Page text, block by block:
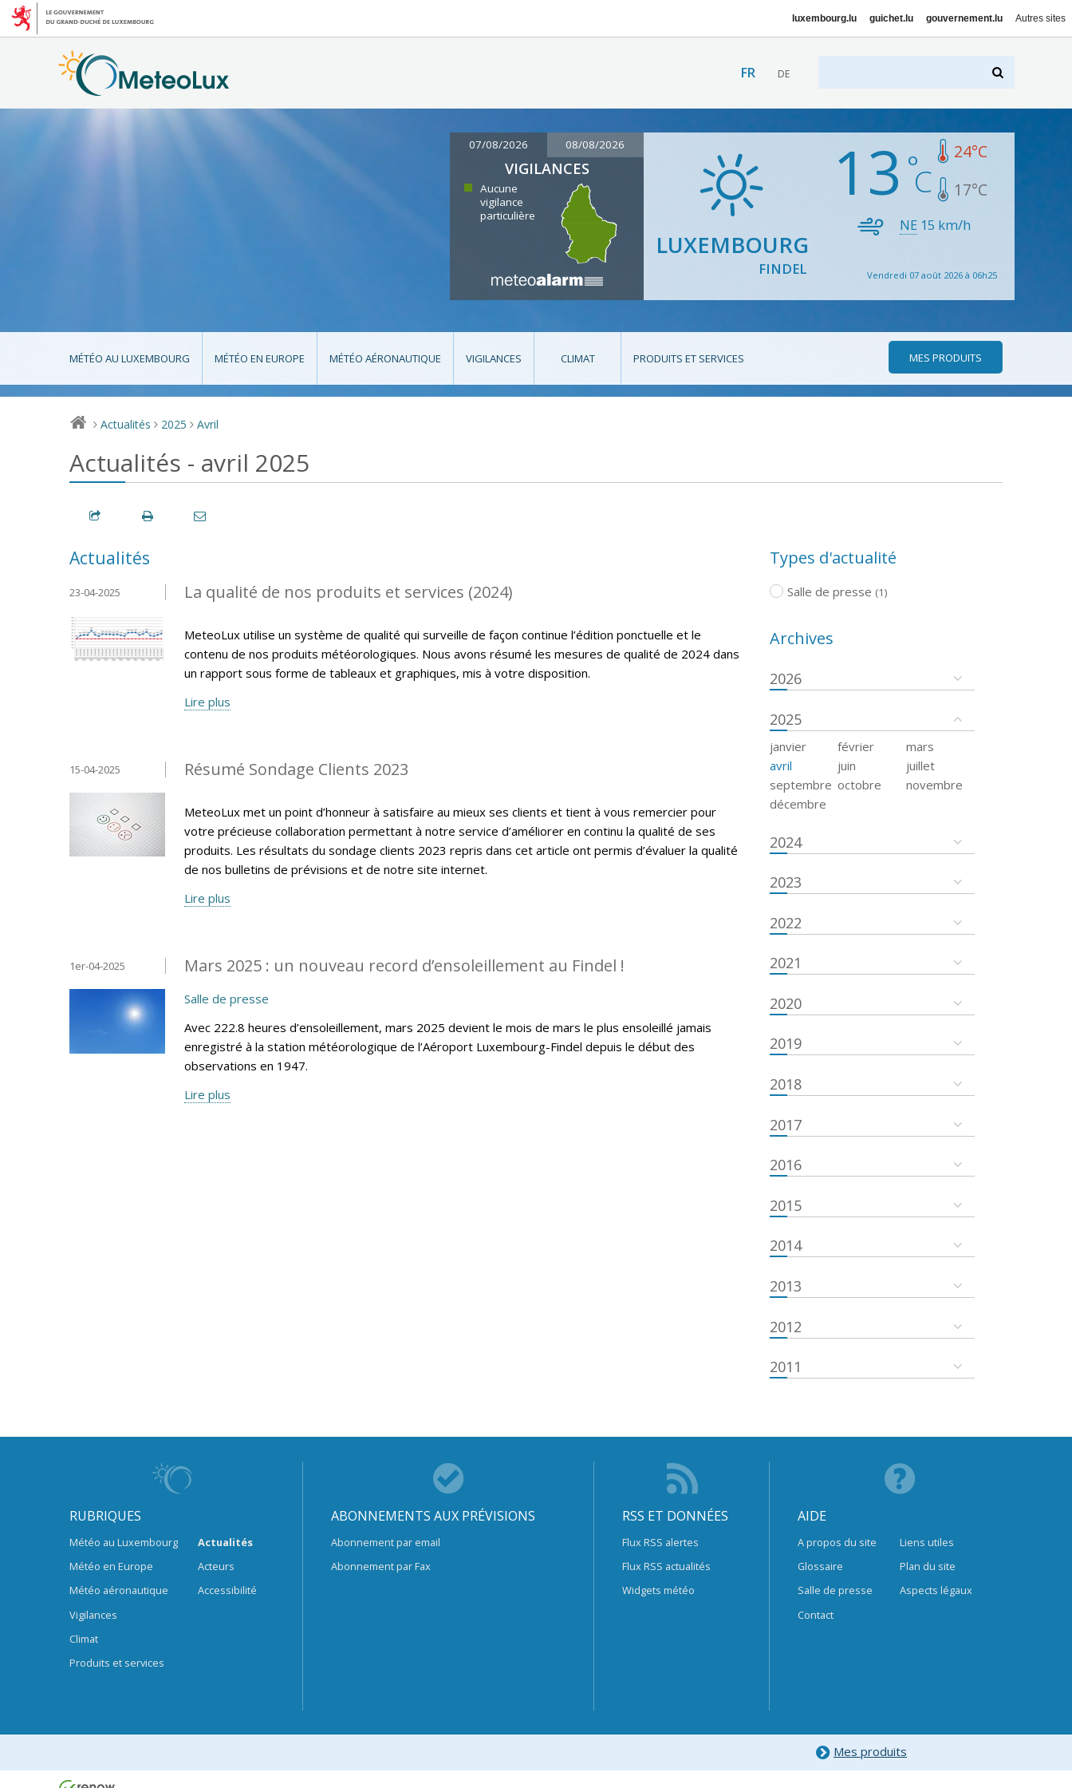
luxembourg.lu guichet.lu gouvernement.lu Autres sites
FR DE
07/08/2026 08/08/2026
VIGILANCES
Aucune
vigilance
particulière
LUXEMBOURG
FINDEL
13 24°C
17°C
NE 15 km/h
Vendredi 07 août 2026 à 06h25
MÉTÉO AU LUXEMBOURG MÉTÉO EN EUROPE MÉTÉO AÉRONAUTIQUE VIGILANCES CLIMAT PRODUITS ET SERVICES MES PRODUITS
> Actualités > 2025 > Avril
Actualités - avril 2025
Actualités
La qualité de nos produits et services (2024)
23-04-2025
MeteoLux utilise un système de qualité qui surveille de façon continue l’édition ponctuelle et le
contenu de nos produits météorologiques. Nous avons résumé les mesures de qualité de 2024 dans
un rapport sous forme de tableaux et graphiques, mis à votre disposition.
Lire plus
Résumé Sondage Clients 2023
15-04-2025
MeteoLux met un point d’honneur à satisfaire au mieux ses clients et tient à vous remercier pour
votre précieuse collaboration permettant à notre service d’améliorer en continu la qualité de ses
produits. Les résultats du sondage clients 2023 repris dans cet article ont permis d’évaluer la qualité
de nos bulletins de prévisions et de notre site internet.
Lire plus
Mars 2025 : un nouveau record d’ensoleillement au Findel !
1er-04-2025
Salle de presse
Avec 222.8 heures d’ensoleillement, mars 2025 devient le mois de mars le plus ensoleillé jamais
enregistré à la station météorologique de l’Aéroport Luxembourg-Findel depuis le début des
observations en 1947.
Lire plus
Types d'actualité
Salle de presse (1)
Archives
2026
2025
janvier février
mars
avril
juin
juillet
septembre octobre
novembre
décembre
2024
2023
2022
2021
2020
2019
2018
2017
2016
2015
2014
2013
2012
2011
RUBRIQUES
Météo au Luxembourg
Météo en Europe
Météo aéronautique
Vigilances
Climat
Produits et services
Actualités
Acteurs
Accessibilité
ABONNEMENTS AUX PRÉVISIONS
Abonnement par email
Abonnement par Fax
RSS ET DONNÉES
Flux RSS alertes
Flux RSS actualités
Widgets météo
AIDE
A propos du site
Glossaire
Salle de presse
Contact
Liens utiles
Plan du site
Aspects légaux
Mes produits